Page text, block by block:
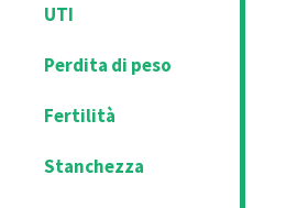
UTI
Perdita di peso
Fertilità
Stanchezza